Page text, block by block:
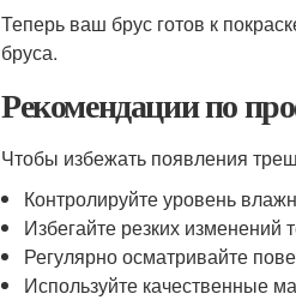
Теперь ваш брус готов к
бруса.
Рекомендации по
Чтобы избежать появления
Контролируйте уровень
Избегайте резких изменений
Регулярно осматривайте
Используйте качественные